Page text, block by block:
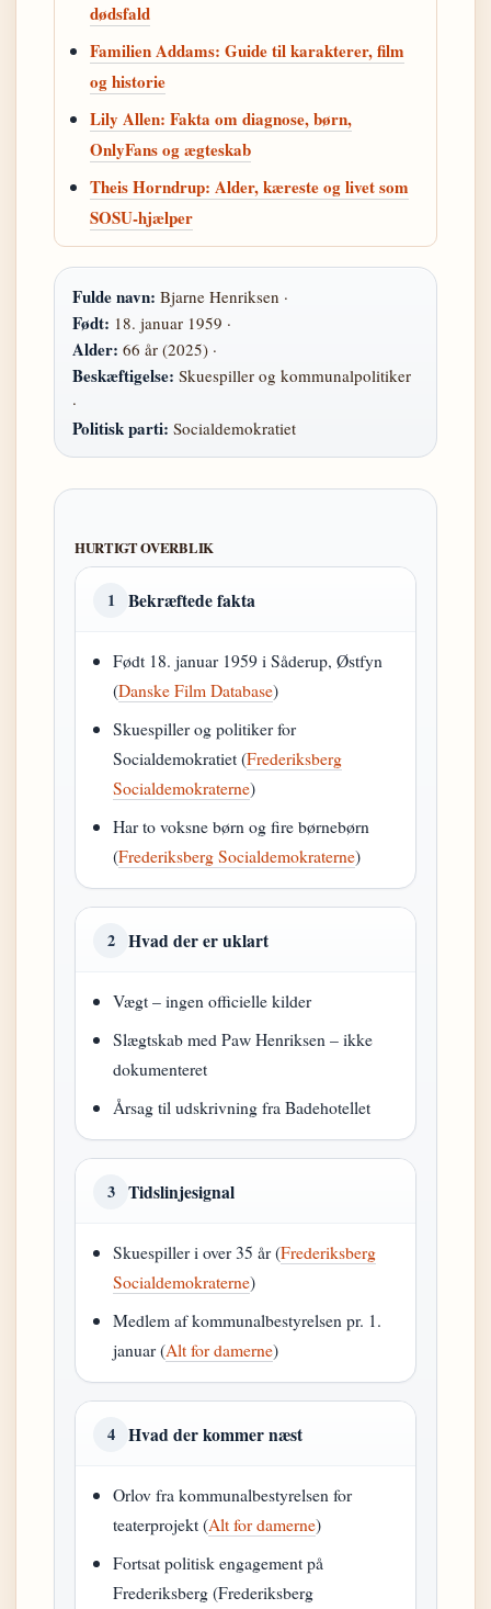
dødsfald
Familien Addams: Guide til karakterer, film
og historie
Lily Allen: Fakta om diagnose, børn,
OnlyFans og ægteskab
Theis Horndrup: Alder, kæreste og livet som
SOSU-hjælper
Fulde navn: Bjarne Henriksen ·
Født: 18. januar 1959 ·
Alder: 66 år (2025) ·
Beskæftigelse: Skuespiller og kommunalpolitiker
·
Politisk parti: Socialdemokratiet
HURTIGT OVERBLIK
1 Bekræftede fakta
Født 18. januar 1959 i Såderup, Østfyn
(Danske Film Database)
Skuespiller og politiker for
Socialdemokratiet (Frederiksberg
Socialdemokraterne)
Har to voksne børn og fire børnebørn
(Frederiksberg Socialdemokraterne)
2 Hvad der er uklart
Vægt – ingen officielle kilder
Slægtskab med Paw Henriksen – ikke
dokumenteret
Årsag til udskrivning fra Badehotellet
3 Tidslinjesignal
Skuespiller i over 35 år (Frederiksberg
Socialdemokraterne)
Medlem af kommunalbestyrelsen pr. 1.
januar (Alt for damerne)
4 Hvad der kommer næst
Orlov fra kommunalbestyrelsen for
teaterprojekt (Alt for damerne)
Fortsat politisk engagement på
Frederiksberg (Frederiksberg